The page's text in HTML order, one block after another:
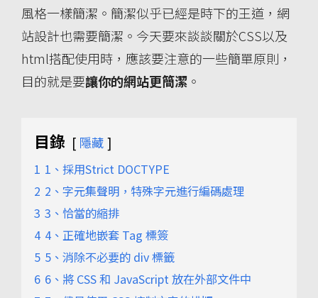
風格一樣簡潔。簡潔似乎已經是時下的王道，網
站設計也需要簡潔。今天要來談談關於CSS以及
html搭配使用時，應該要注意的一些簡單原則，
目的就是要讓你的網站更簡潔 。
目錄 隱藏
1 1、採用Strict DOCTYPE
2 2、字元集聲明，特殊字元進行編碼處理
3 3、恰當的縮排
4 4、正確地嵌套 Tag 標簽
5 5、消除不必要的 div 標籤
6 6、將 CSS 和 JavaScript 放在外部文件中